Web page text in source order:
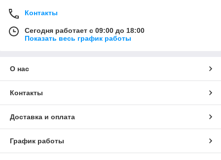
Контакты
Сегодня работает с 09:00 до 18:00
Показать весь график работы
О нас
Контакты
Доставка и оплата
График работы